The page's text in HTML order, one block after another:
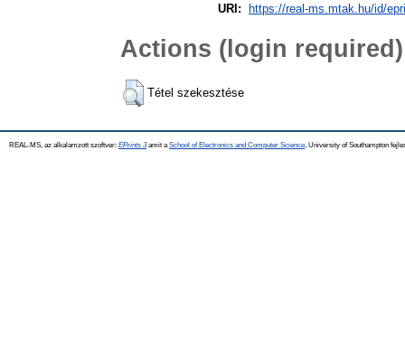
URI:
https://real-ms.mtak.hu/id/
Actions (login required)
Tétel szekesztése
REAL-MS, az alkalamzott szoftver: EPrints 3amit a School of Electronics and Computer Science , University of Southampton